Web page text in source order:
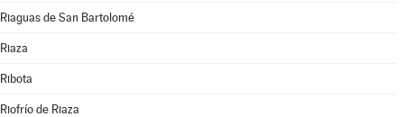
Riaguas de San Bartolomé
Riaza
Ribota
Riofrío de Riaza